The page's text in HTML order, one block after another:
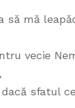
să mă
vecie
sfatul